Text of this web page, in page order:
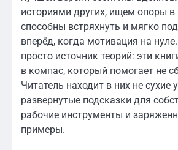
историями других, ищем опоры в
способны встряхнуть и мягко
вперёд, когда мотивация на
просто источник теорий: эти
в компас, который помогает не
Читатель находит в них не сухие
развернутые подсказки для
рабочие инструменты и
примеры.